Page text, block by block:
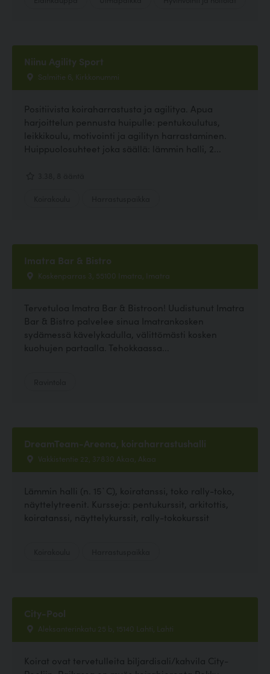
Niinu Agility Sport
Salmitie 6, Kirkkonummi
Positiivista koiraharrastusta ja agilitya. Apua
harjoittelun pennusta huipulle: pentukoulutus,
leikkikoulu, motivointi ja agilityn harrastaminen.
Huippuolosuhteet joka säällä: lämmin halli, 2...
Imatra Bar & Bistro
Koskenparras 3, 55100 Imatra, Imatra
Tervetuloa Imatra Bar & Bistroon! Uudistunut Imatra
Bar & Bistro palvelee sinua Imatrankosken
sydämessä kävelykadulla, välittömästi kosken
kuohujen partaalla. Tehokkaassa...
DreamTeam-Areena, koiraharrastushalli
Vakkistentie 22, 37830 Akaa, Akaa
Lämmin halli (n. 15`C), koiratanssi, toko rally-toko,
näyttelytreenit. Kursseja: pentukurssit, arkitottis,
koiratanssi, näyttelykurssit, rally-tokokurssit
City-Pool
Aleksanterinkatu 25 b, 15140 Lahti, Lahti
Koirat ovat tervetulleita biljardisali/kahvila City-